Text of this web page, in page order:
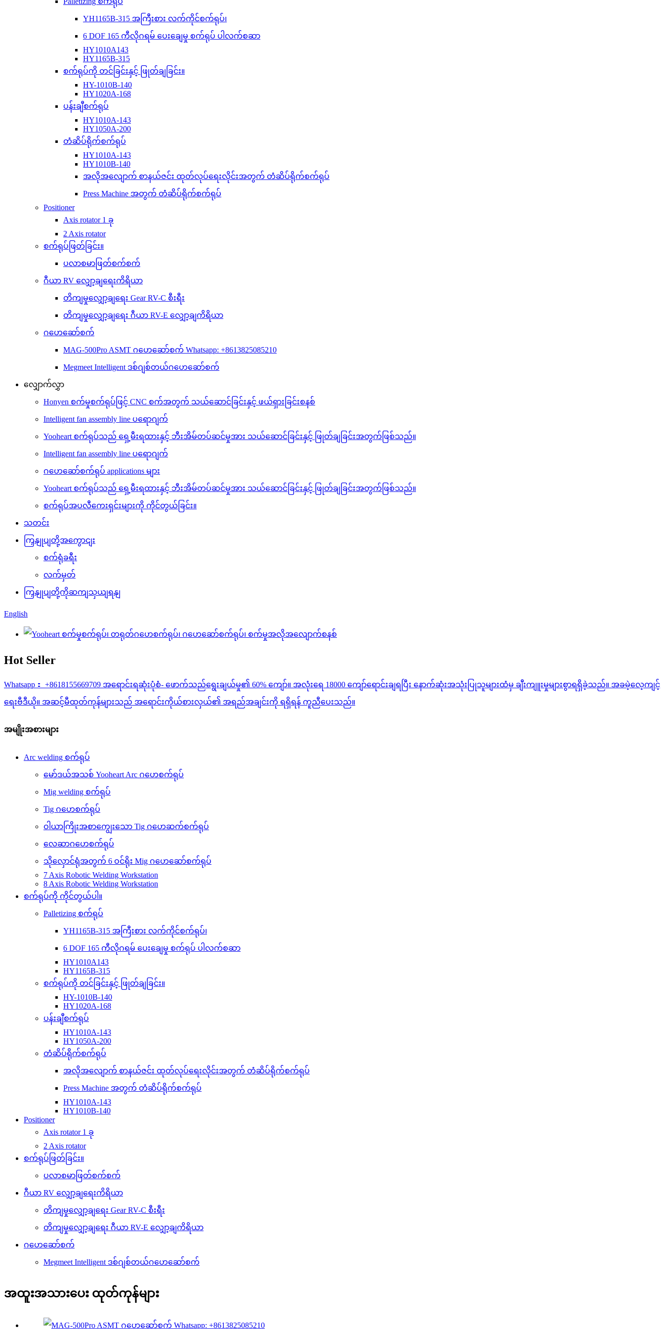
YH1165B-315 အကြီးစား လက်ကိုင်စက်ရုပ်၊
6 DOF 165 ကီလိုဂရမ် ပေးချေမှု စက်ရုပ် ပါလက်စဆာ
HY1010A143
HY1165B-315
စက်ရုပ်ကို တင်ခြင်းနှင့် ဖြုတ်ချခြင်း။
HY-1010B-140
HY1020A-168
ပန်းချီစက်ရုပ်
HY1010A-143
HY1050A-200
တံဆိပ်ရိုက်စက်ရုပ်
HY1010A-143
HY1010B-140
အလိုအလျောက် စာနယ်ဇင်း ထုတ်လုပ်ရေးလိုင်းအတွက် တံဆိပ်ရိုက်စက်ရုပ်
Press Machine အတွက် တံဆိပ်ရိုက်စက်ရုပ်
Positioner
Axis rotator 1 ခု
2 Axis rotator
စက်ရုပ်ဖြတ်ခြင်း။
ပလာစမာဖြတ်စက်စက်
ဂီယာ RV လျှော့ချရေးကိရိယာ
တိကျမှုလျှော့ချရေး Gear RV-C စီးရီး
တိကျမှုလျှော့ချရေး ဂီယာ RV-E လျှော့ချကိရိယာ
ဂဟေဆော်စက်
MAG-500Pro ASMT ဂဟေဆော်စက် Whatsapp: +8613825085210
Megmeet Intelligent ဒစ်ဂျစ်တယ်ဂဟေဆော်စက်
လျှောက်လွှာ
Honyen စက်မှုစက်ရုပ်ဖြင့် CNC စက်အတွက် သယ်ဆောင်ခြင်းနှင့် ဖယ်ရှားခြင်းစနစ်
Intelligent fan assembly line ပရောဂျက်
Yooheart စက်ရုပ်သည် ရှေ့မီးရထားနှင့် ဘီးအိမ်တပ်ဆင်မှုအား သယ်ဆောင်ခြင်းနှင့် ဖြုတ်ချခြင်းအတွက်ဖြစ်သည်။
Intelligent fan assembly line ပရောဂျက်
ဂဟေဆော်စက်ရုပ် applications များ
Yooheart စက်ရုပ်သည် ရှေ့မီးရထားနှင့် ဘီးအိမ်တပ်ဆင်မှုအား သယ်ဆောင်ခြင်းနှင့် ဖြုတ်ချခြင်းအတွက်ဖြစ်သည်။
စက်ရုပ်အပလီကေးရှင်းများကို ကိုင်တွယ်ခြင်း။
သတင်း
ကြှနျုပျတို့အကွောငျး
စက်ရုံခရီး
လက်မှတ်
ကြှနျုပျတို့ကိုဆကျသှယျရနျ
English
Hot Seller
Whatsapp： +8618155669709 အရောင်းရဆုံးပုံစံ- ဖောက်သည်ရွေးချယ်မှု၏ 60% ကျော်။ အလုံးရေ 18000 ကျော်ရောင်းချရပြီး နောက်ဆုံးအသုံးပြုသူများထံမှ ချီးကျူးမှုများစွာရရှိခဲ့သည်။ အခမဲ့လေ့ကျင့်
ရေးဗီဒီယို။ အဆင့်မီထုတ်ကုန်များသည် အရောင်းကိုယ်စားလှယ်၏ အရည်အချင်းကို ရရှိရန် ကူညီပေးသည်။
အမျိုးအစားများ
Arc welding စက်ရုပ်
မော်ဒယ်အသစ် Yooheart Arc ဂဟေစက်ရုပ်
Mig welding စက်ရုပ်
Tig ဂဟေစက်ရုပ်
ဝါယာကြိုးအစာကျွေးသော Tig ဂဟေဆက်စက်ရုပ်
လေဆာဂဟေစက်ရုပ်
သိုလှောင်ရုံအတွက် 6 ဝင်ရိုး Mig ဂဟေဆော်စက်ရုပ်
7 Axis Robotic Welding Workstation
8 Axis Robotic Welding Workstation
စက်ရုပ်ကို ကိုင်တွယ်ပါ။
Palletizing စက်ရုပ်
YH1165B-315 အကြီးစား လက်ကိုင်စက်ရုပ်၊
6 DOF 165 ကီလိုဂရမ် ပေးချေမှု စက်ရုပ် ပါလက်စဆာ
HY1010A143
HY1165B-315
စက်ရုပ်ကို တင်ခြင်းနှင့် ဖြုတ်ချခြင်း။
HY-1010B-140
HY1020A-168
ပန်းချီစက်ရုပ်
HY1010A-143
HY1050A-200
တံဆိပ်ရိုက်စက်ရုပ်
အလိုအလျောက် စာနယ်ဇင်း ထုတ်လုပ်ရေးလိုင်းအတွက် တံဆိပ်ရိုက်စက်ရုပ်
Press Machine အတွက် တံဆိပ်ရိုက်စက်ရုပ်
HY1010A-143
HY1010B-140
Positioner
Axis rotator 1 ခု
2 Axis rotator
စက်ရုပ်ဖြတ်ခြင်း။
ပလာစမာဖြတ်စက်စက်
ဂီယာ RV လျှော့ချရေးကိရိယာ
တိကျမှုလျှော့ချရေး Gear RV-C စီးရီး
တိကျမှုလျှော့ချရေး ဂီယာ RV-E လျှော့ချကိရိယာ
ဂဟေဆော်စက်
Megmeet Intelligent ဒစ်ဂျစ်တယ်ဂဟေဆော်စက်
အထူးအသားပေး ထုတ်ကုန်များ